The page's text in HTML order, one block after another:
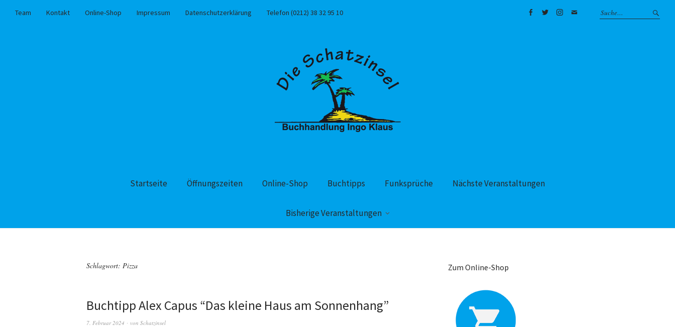
Team Kontakt Online-Shop Impressum Datenschutzerklärung
Telefon (0212) 38 32 95 10
Startseite Öffnungszeiten Online-Shop Buchtipps Funksprüche Nächste Veranstaltungen
Bisherige Veranstaltungen
Schlagwort: Pizza
Buchtipp Alex Capus “Das kleine Haus am Sonnenhang”
7. Februar 2024 von Schatzinsel
Zum Online-Shop